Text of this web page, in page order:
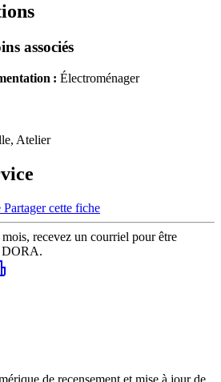
associés
: Électroménager
Atelier
Partager cette fiche
recevez un courriel pour être
DORA.
de recensement et mise à jour de